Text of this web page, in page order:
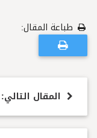
طباعة المقال:
المقال التالي: